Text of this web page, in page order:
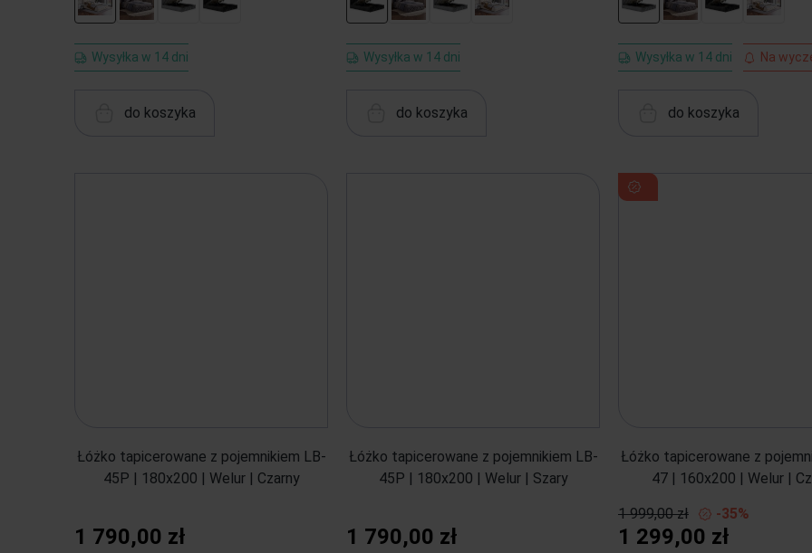
Wysyłka w 14 dni
do koszyka
Wysyłka w 14 dni
do koszyka
Wysyłka w 14 dni Na
do koszyka
Łóżko tapicerowane z pojemnikiem LB-
45P | 180x200 | Welur | Czarny
1 790,00 zł
Łóżko tapicerowane z pojemnikiem LB-
45P | 180x200 | Welur | Szary
1 790,00 zł
Łóżko tapicerowane z
47 | 160x200 | Welur |
1 999,00 zł -35%
1 299,00 zł